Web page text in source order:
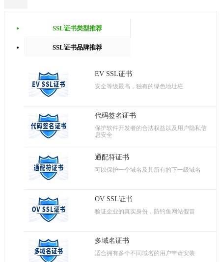
SSL证书类型推荐
SSL证书品牌推荐
EV SSL证书
安全等级最高，独有的绿色地址栏
代码签名证书
保护软件开发者的合法权益以及用户隐私信
息安全
通配符证书
可以保护一个域名及其所有的下一级域名
OV SSL证书
验证企业的真实身份，防钓鱼网站假冒
多域名证书
适合拥有多个不同域名的用户申请安装